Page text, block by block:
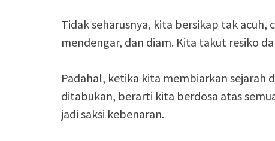
Tidak seharusnya, kita bersikap tak
mendengar, dan diam. Kita takut resiko
Padahal, ketika kita membiarkan sejarah
ditabukan, berarti kita berdosa atas
jadi saksi kebenaran.